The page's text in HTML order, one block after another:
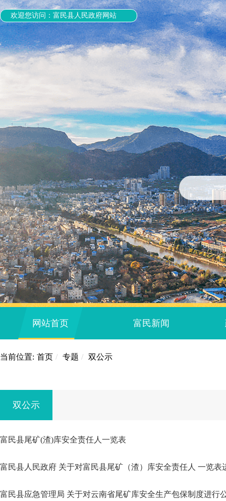
欢迎您访问：富民县人民政府网站
网站首页 富民新闻
当前位置: 首页 / 专题 / 双公示
双公示
富民县尾矿(渣)库安全责任人一览表
富民县人民政府 关于对富民县尾矿（渣）库安全责任人 一览表
富民县应急管理局 关于对云南省尾矿库安全生产包保制度进行